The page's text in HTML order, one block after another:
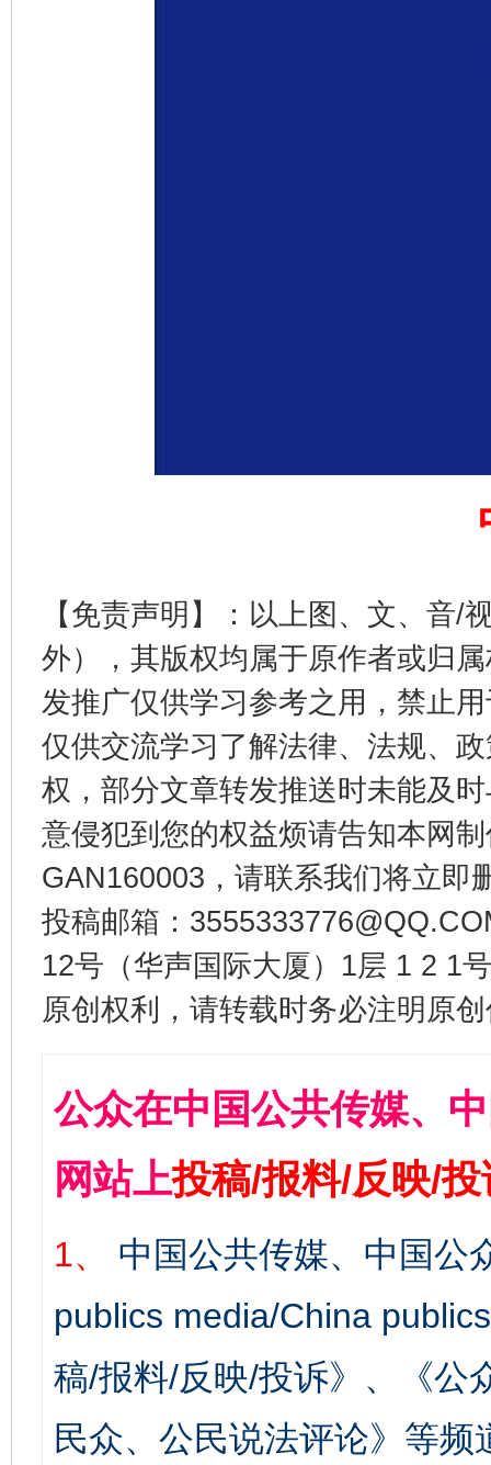
【免责声明】：以上图、文、音/
外），其版权均属于原作者或归
发推广仅供学习参考之用，禁止
仅供交流学习了解法律、法规、
权，部分文章转发推送时未能及
意侵犯到您的权益烦请告知本网
GAN160003，请联系我们将立即
投稿邮箱：
12号（华声国际大厦）1层 1 2 1
原创权利，请转载时务必注明原
公众在中国公共传媒、
网站上投稿/报料/反映/
1、
中国公共传媒、中国公
publics media/China
稿/报料/反映/投诉》、《公
民众、公民说法评论》等